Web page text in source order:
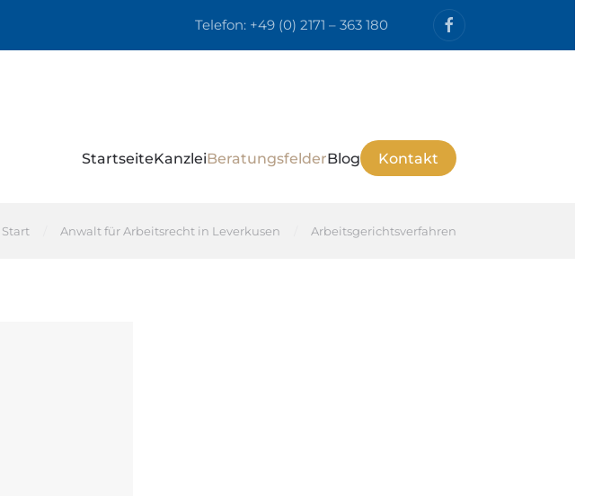
Telefon: +49 (0) 2171 – 363 180
StartseiteKanzleiBeratungsfelderBlog Kontakt
Start Anwalt für Arbeitsrecht in Leverkusen Arbeitsgerichtsverfahren